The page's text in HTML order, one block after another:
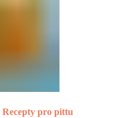
Recepty pro pittu